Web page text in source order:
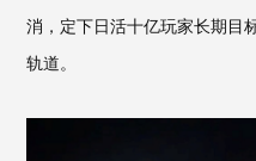
消，定下日活十亿玩家长期目
轨道。